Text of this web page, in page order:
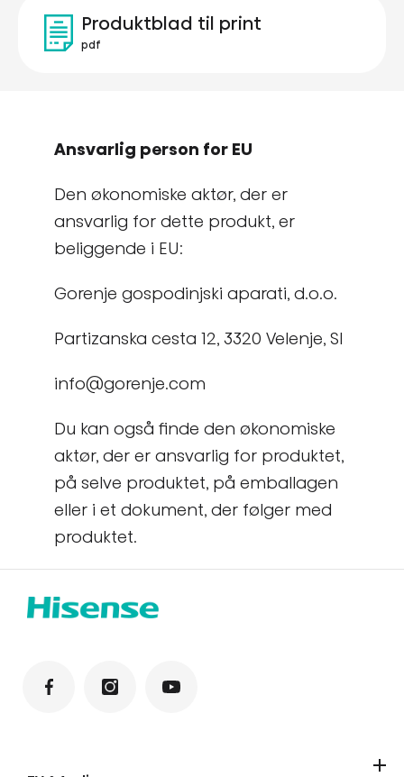
Produktblad til print
pdf
Ansvarlig person for EU
Den økonomiske aktør, der er
ansvarlig for dette produkt, er
beliggende i EU:
Gorenje gospodinjski aparati, d.o.o.
Partizanska cesta 12, 3320 Velenje, SI
info@gorenje.com
Du kan også finde den økonomiske
aktør, der er ansvarlig for produktet,
på selve produktet, på emballagen
eller i et dokument, der følger med
produktet.